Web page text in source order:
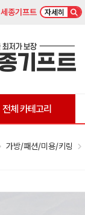
세종기프트 자세히
전체 카테고리
가방/패션/미용/키링